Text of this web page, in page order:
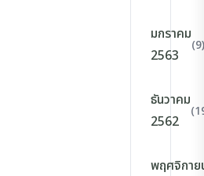
มกราคม
2563
(9)
ธันวาคม
2562
พฤศจิกาย